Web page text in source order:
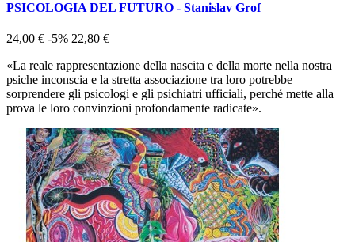
PSICOLOGIA DEL FUTURO - Stanislav Grof
24,00 € -5% 22,80 €
«La reale rappresentazione della nascita e della morte nella nostra
psiche inconscia e la stretta associazione tra loro potrebbe
sorprendere gli psicologi e gli psichiatri ufficiali, perché mette alla
prova le loro convinzioni profondamente radicate».